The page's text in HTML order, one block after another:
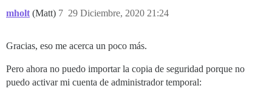
mholt (Matt) 29 Diciembre, 2020 21:24
7
Gracias, eso me acerca un poco más.
Pero ahora no puedo importar la copia de seguridad porque no
puedo activar mi cuenta de administrador temporal: